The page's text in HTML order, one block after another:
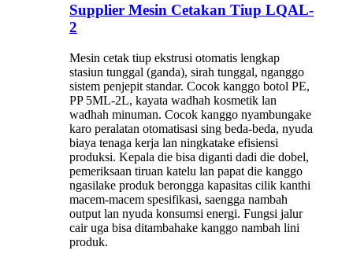
Supplier Mesin Cetakan Tiup LQAL-
2
Mesin cetak tiup ekstrusi otomatis lengkap
stasiun tunggal (ganda), sirah tunggal, nganggo
sistem penjepit standar. Cocok kanggo botol PE,
PP 5ML-2L, kayata wadhah kosmetik lan
wadhah minuman. Cocok kanggo nyambungake
karo peralatan otomatisasi sing beda-beda, nyuda
biaya tenaga kerja lan ningkatake efisiensi
produksi. Kepala die bisa diganti dadi die dobel,
pemeriksaan tiruan katelu lan papat die kanggo
ngasilake produk berongga kapasitas cilik kanthi
macem-macem spesifikasi, saengga nambah
output lan nyuda konsumsi energi. Fungsi jalur
cair uga bisa ditambahake kanggo nambah lini
produk.